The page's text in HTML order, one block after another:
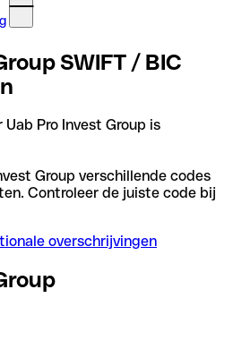
SWIFT / BIC
Uab Pro Invest Group is
Group verschillende codes
Controleer de juiste code bij
overschrijvingen